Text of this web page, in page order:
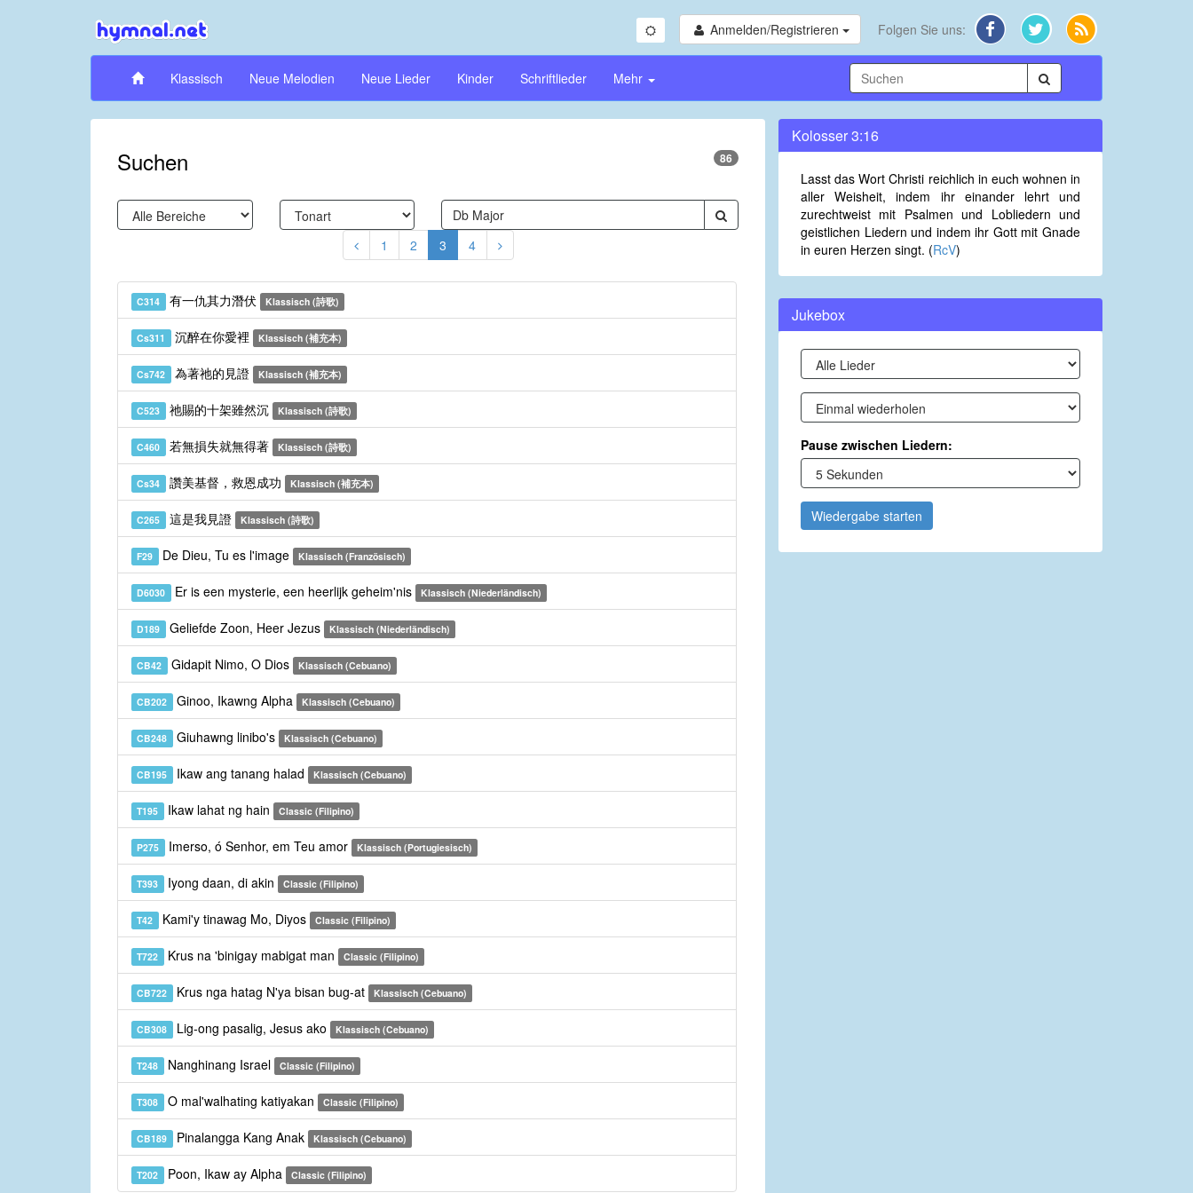
Anmelden/Registrieren Folgen Sie uns:
Klassisch Neue Melodien Neue Lieder Kinder Schriftlieder Mehr
Suchen 86
1 2 3 4
C314 有一仇其力潛伏 Klassisch (詩歌)
Cs311 沉醉在你愛裡 Klassisch (補充本)
Cs742 為著祂的見證 Klassisch (補充本)
C523 祂賜的十架雖然沉 Klassisch (詩歌)
C460 若無損失就無得著 Klassisch (詩歌)
Cs34 讚美基督，救恩成功 Klassisch (補充本)
C265 這是我見證 Klassisch (詩歌)
F29 De Dieu, Tu es l'image Klassisch (Französisch)
D6030 Er is een mysterie, een heerlijk geheim'nis Klassisch (Niederländisch)
D189 Geliefde Zoon, Heer Jezus Klassisch (Niederländisch)
CB42 Gidapit Nimo, O Dios Klassisch (Cebuano)
CB202 Ginoo, Ikawng Alpha Klassisch (Cebuano)
CB248 Giuhawng linibo's Klassisch (Cebuano)
CB195 Ikaw ang tanang halad Klassisch (Cebuano)
T195 Ikaw lahat ng hain Classic (Filipino)
P275 Imerso, ó Senhor, em Teu amor Klassisch (Portugiesisch)
T393 Iyong daan, di akin Classic (Filipino)
T42 Kami'y tinawag Mo, Diyos Classic (Filipino)
T722 Krus na 'binigay mabigat man Classic (Filipino)
CB722 Krus nga hatag N'ya bisan bug-at Klassisch (Cebuano)
CB308 Lig-ong pasalig, Jesus ako Klassisch (Cebuano)
T248 Nanghinang Israel Classic (Filipino)
T308 O mal'walhating katiyakan Classic (Filipino)
CB189 Pinalangga Kang Anak Klassisch (Cebuano)
T202 Poon, Ikaw ay Alpha Classic (Filipino)
Kolosser 3:16
Lasst das Wort Christi reichlich in euch wohnen in
aller Weisheit, indem ihr einander lehrt und
zurechtweist mit Psalmen und Lobliedern und
geistlichen Liedern und indem ihr Gott mit Gnade
in euren Herzen singt. (RcV)
Jukebox
Pause zwischen Liedern:
Wiedergabe starten